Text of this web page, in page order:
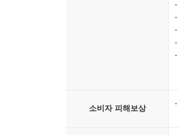
소비자 피해보상